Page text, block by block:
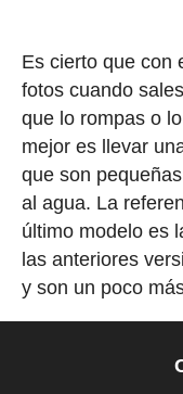
Es cierto que con
fotos cuando
que lo rompas o
mejor es llevar
que son
al agua. La
último modelo es
las anteriores
y son un poco